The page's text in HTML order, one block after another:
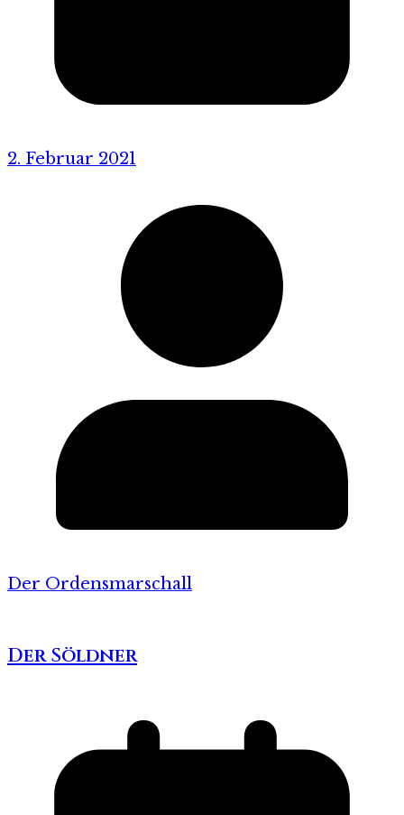
2. Februar 2021
Der Ordensmarschall
Der Söldner